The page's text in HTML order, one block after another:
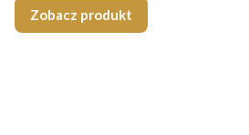
Zobacz produkt